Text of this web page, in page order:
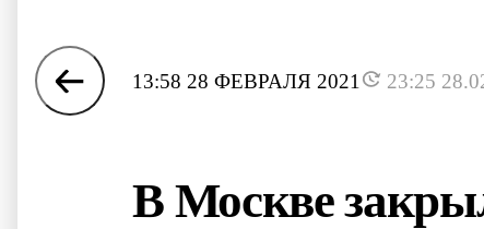
13:58 28 ФЕВРАЛЯ 2021 23:25
В Москве